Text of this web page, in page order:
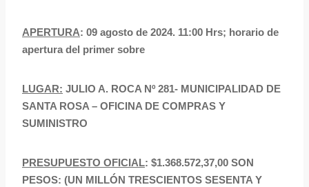
APERTURA: 09 agosto de 2024. 11:00 Hrs; horario de
apertura del primer sobre
LUGAR: JULIO A. ROCA Nº 281- MUNICIPALIDAD DE
SANTA ROSA – OFICINA DE COMPRAS Y
SUMINISTRO
PRESUPUESTO OFICIAL: $1.368.572,37,00 SON
PESOS: (UN MILLÓN TRESCIENTOS SESENTA Y